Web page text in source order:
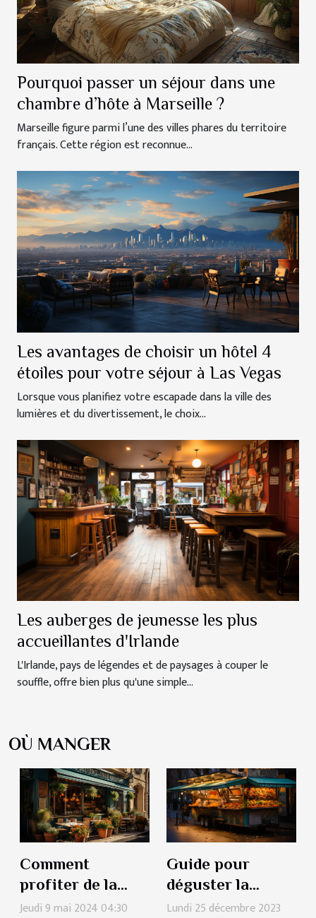
Pourquoi passer un séjour dans une
chambre d’hôte à Marseille ?
Marseille figure parmi l’une des villes phares du territoire
français. Cette région est reconnue...
Les avantages de choisir un hôtel 4
étoiles pour votre séjour à Las Vegas
Lorsque vous planifiez votre escapade dans la ville des
lumières et du divertissement, le choix...
Les auberges de jeunesse les plus
accueillantes d'Irlande
L'Irlande, pays de légendes et de paysages à couper le
souffle, offre bien plus qu'une simple...
OÙ MANGER
Comment
profiter de la
scène
Jeudi 9 mai 2024 04:30
Guide pour
déguster la
cuisine de rue
Lundi 25 décembre 2023